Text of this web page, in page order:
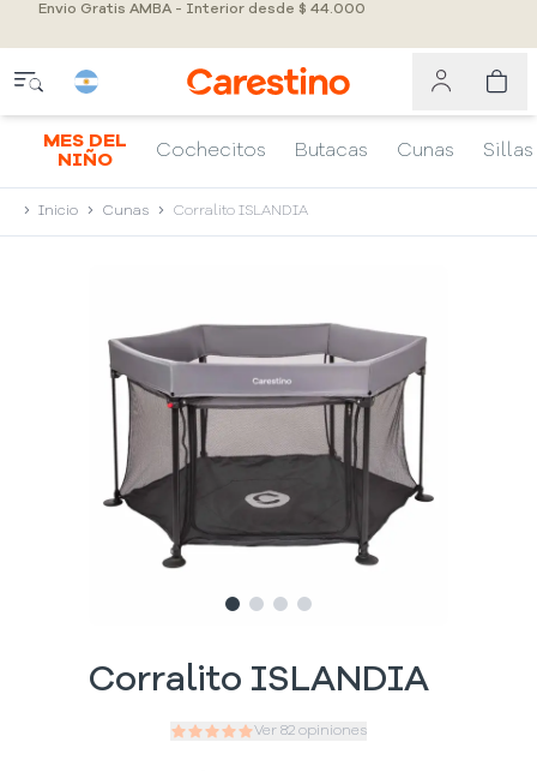
Envio Gratis AMBA - Interior desde $ 44.000
MES DEL
NIÑO
Cochecitos Butacas Cunas Sillas
Inicio Cunas Corralito ISLANDIA
Slide1
Slide2
SlideSlide
Corralito ISLANDIA
Ver 82 opiniones